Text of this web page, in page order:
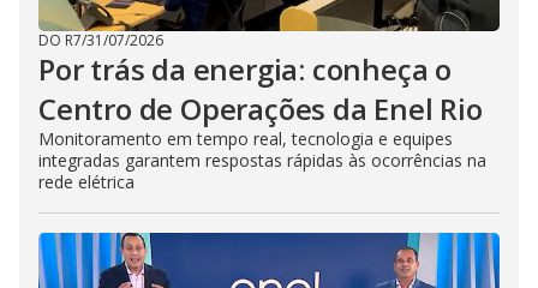
DO R7/31/07/2026
Por trás da energia: conheça o
Centro de Operações da Enel Rio
Monitoramento em tempo real, tecnologia e equipes
integradas garantem respostas rápidas às ocorrências na
rede elétrica